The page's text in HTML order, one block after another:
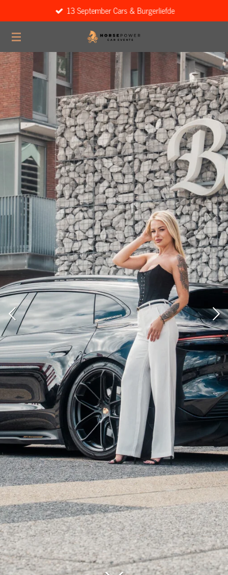
direct
naar
hoofdinhoud
13 September Cars & Burgerliefde